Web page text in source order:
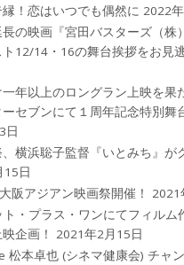
！恋はいつでも偶然に 2022
の映画『宮田バスターズ（株
12/14・16の舞台挨拶をお見
年以上のロングラン上映を果
ーセブンにて１周年記念特別舞
日
横浜聡子監督『いとみち』が
15日
阪アジアン映画祭開催！
2021
・プラス・ワンにてフィルム
企画！
2021年2月15日
松本卓也 (シネマ健康会) チャ